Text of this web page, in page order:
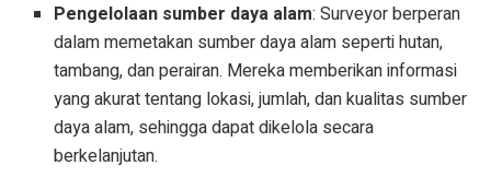
Pengelolaan sumber daya alam: Surveyor berperan
dalam memetakan sumber daya alam seperti hutan,
tambang, dan perairan. Mereka memberikan informasi
yang akurat tentang lokasi, jumlah, dan kualitas sumber
daya alam, sehingga dapat dikelola secara
berkelanjutan.